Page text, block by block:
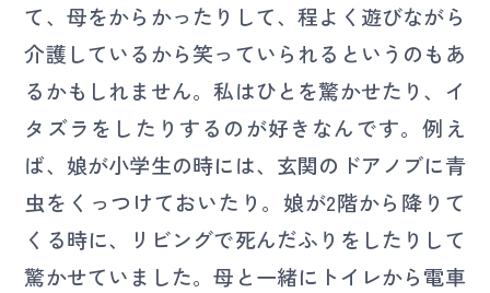
て、母をからかったりして、程よく遊びながら
介護しているから笑っていられるというのもあ
るかもしれません。私はひとを驚かせたり、イ
タズラをしたりするのが好きなんです。例え
ば、娘が小学生の時には、玄関のドアノブに青
虫をくっつけておいたり。娘が2階から降りて
くる時に、リビングで死んだふりをしたりして
驚かせていました。母と一緒にトイレから電車